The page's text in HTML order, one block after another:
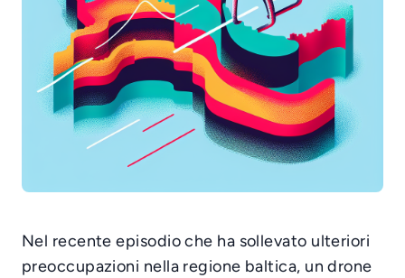
Nel recente episodio che ha sollevato ulteriori
preoccupazioni nella regione baltica, un drone